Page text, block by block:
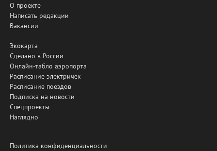
О проекте
Написать редакции
Вакансии
Экокарта
Сделано в России
Онлайн-табло аэропорта
Расписание электричек
Расписание поездов
Подписка на новости
Спецпроекты
Наглядно
Политика конфиденциальности